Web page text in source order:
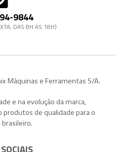
9844
DAS 8H AS 18H)
Máquinas e Ferramentas S/A.
e na evolução da marca,
de qualidade para o